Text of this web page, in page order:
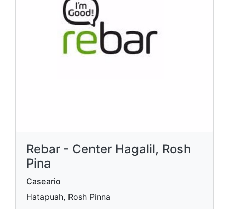
Rebar - Center Hagalil, Rosh
Pina
Caseario
Hatapuah, Rosh Pinna